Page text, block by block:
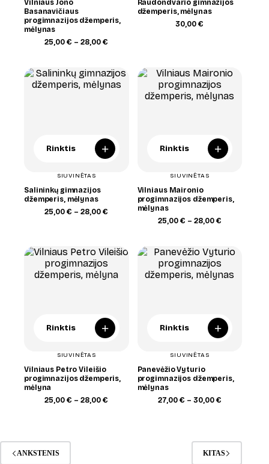
Vilniaus Jono
Basanavičiaus
progimnazijos džemperis,
mėlynas
25,00€ – 28,00€
through
28,00 €
Raudondvario gimnazijos
džemperis, mėlynas
30,00€
Rinktis +
SIUVINĖTAS
Salininkų gimnazijos
džemperis, mėlynas
25,00€ – 28,00€
28,00 €
Rinktis +
SIUVINĖTAS
Vilniaus Maironio
progimnazijos džemperis,
mėlynas
25,00 € – 28,00 €Price
through
28,00 €
Rinktis +
SIUVINĖTAS
Vilniaus Petro Vileišio
progimnazijos džemperis,
mėlyna
25,00€ – 28,00€
Rinktis +
SIUVINĖTAS
Panevėžio Vyturio
progimnazijos džemperis,
mėlynas
27,00 € – 30,00 €Price
ANKSTENIS KITAS